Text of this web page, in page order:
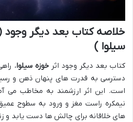
خلاصه کتاب بعد دیگر وجود
سیلوا )
کتاب بعد دیگر وجود اثرخوزه سیلوا،
دسترسی به قدرت های پنهان ذهن و
است. این اثر ارزشمند به مخاطب می
نیمکره راست مغز و ورود به سطوح
های خلاقانه برای چالش ها دست یابد و